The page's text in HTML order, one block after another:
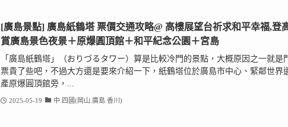
[廣島景點] 廣島紙鶴塔 票價交通攻略@ 高樓展望台祈求和平幸福,登
賞廣島景色夜景＋原爆圓頂館＋和平紀念公園＋宮島
「廣島紙鶴塔」（おりづるタワー）算是比較冷門的景點，大概原因之一就是
票貴了些吧，不過大方還是要來介紹一下，紙鶴塔位於廣島市中心、緊鄰世界
產原爆圓頂館旁，...
2025-05-19 中.四國(岡山.廣島.香川)